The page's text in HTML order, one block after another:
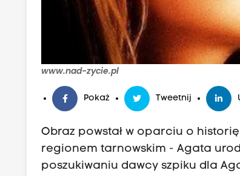
www.nad-zycie.pl
Pokaż Tweetnij
Obraz powstał w oparciu o
regionem tarnowskim - Agata
poszukiwaniu dawcy szpiku dla